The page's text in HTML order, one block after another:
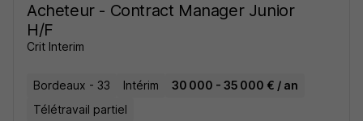
Acheteur - Contract Manager Junior
H/F
Crit Interim
Bordeaux - 33 Intérim
30 000 - 35 000 € / an
Télétravail partiel